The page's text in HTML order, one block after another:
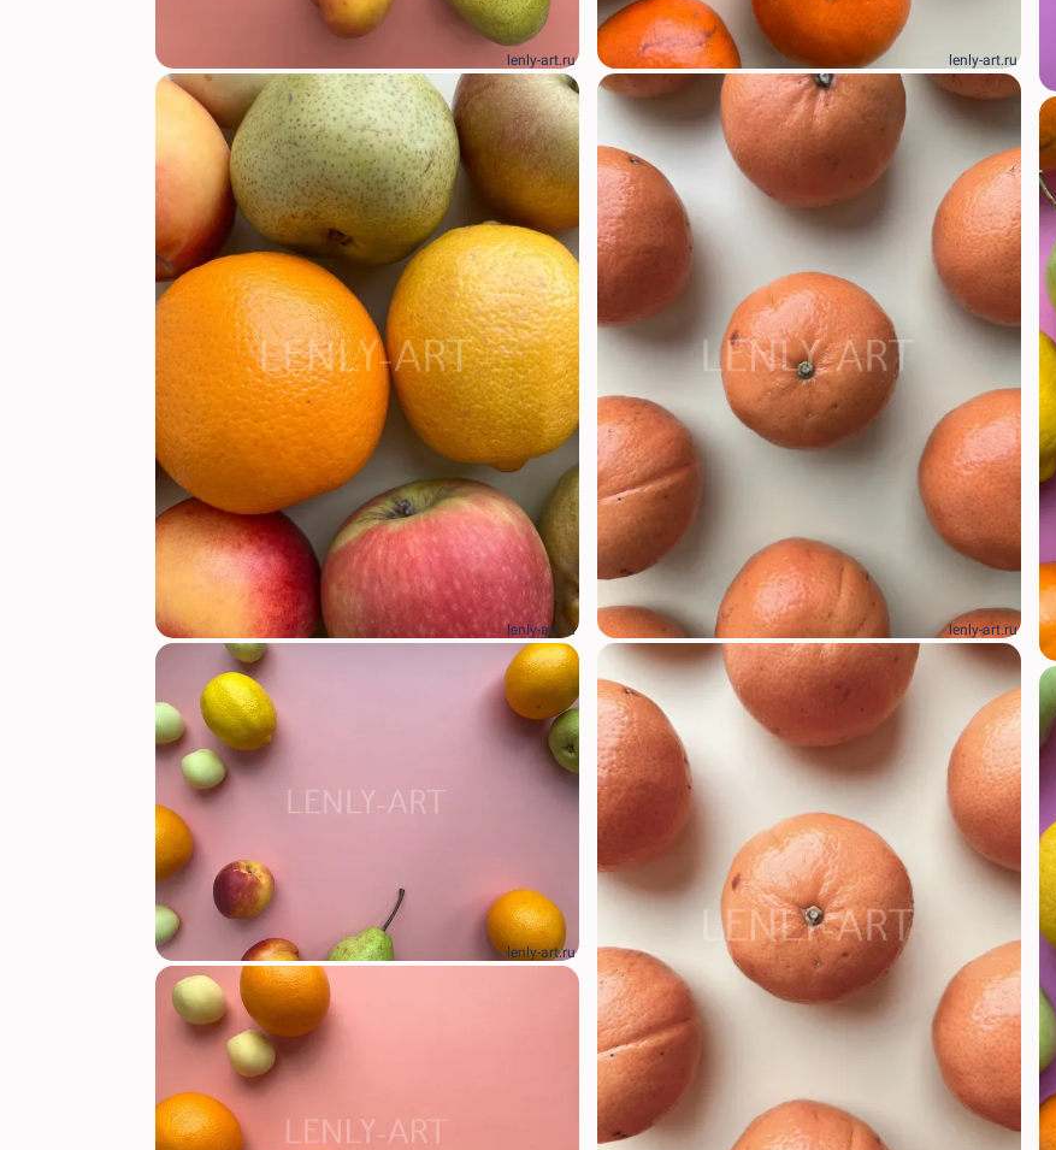
lenly-art.ru
lenly-art.ru
lenly-art.ru
lenly-art.ru
lenly-art.ru